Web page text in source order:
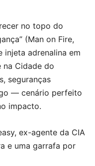
no topo do
(Man on Fire,
injeta adrenalina em
Cidade do
seguranças
— cenário perfeito
impacto.
ex-agente da CIA
e uma garrafa por